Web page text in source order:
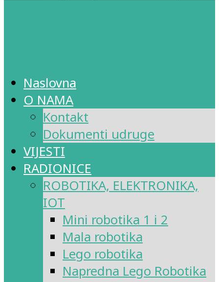
Naslovna
O NAMA
Kontakt
Dokumenti udruge
VIJESTI
RADIONICE
ROBOTIKA, ELEKTRONIKA,
IOT
Mini robotika 1 i 2
Mala robotika
Lego robotika
Napredna Lego Robotika